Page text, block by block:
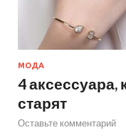
МОДА
4 аксессуара,
старят
Оставьте комментарий